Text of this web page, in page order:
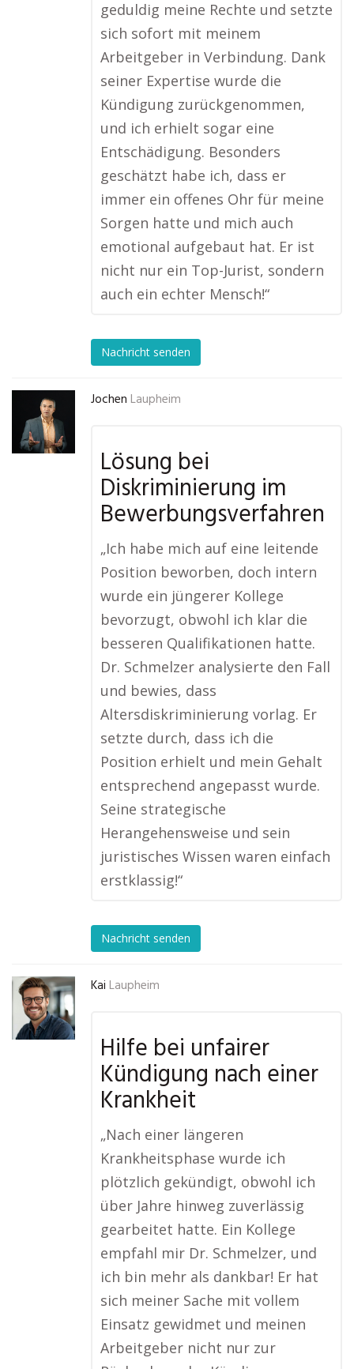
geduldig meine Rechte und setzte
sich sofort mit meinem
Arbeitgeber in Verbindung. Dank
seiner Expertise wurde die
Kündigung zurückgenommen,
und ich erhielt sogar eine
Entschädigung. Besonders
geschätzt habe ich, dass er
immer ein offenes Ohr für meine
Sorgen hatte und mich auch
emotional aufgebaut hat. Er ist
nicht nur ein Top-Jurist, sondern
auch ein echter Mensch!“
Nachricht senden
Jochen Laupheim
Lösung bei
Diskriminierung im
Bewerbungsverfahren
„Ich habe mich auf eine leitende
Position beworben, doch intern
wurde ein jüngerer Kollege
bevorzugt, obwohl ich klar die
besseren Qualifikationen hatte.
Dr. Schmelzer analysierte den Fall
und bewies, dass
Altersdiskriminierung vorlag. Er
setzte durch, dass ich die
Position erhielt und mein Gehalt
entsprechend angepasst wurde.
Seine strategische
Herangehensweise und sein
juristisches Wissen waren einfach
erstklassig!“
Nachricht senden
Kai Laupheim
Hilfe bei unfairer
Kündigung nach einer
Krankheit
„Nach einer längeren
Krankheitsphase wurde ich
plötzlich gekündigt, obwohl ich
über Jahre hinweg zuverlässig
gearbeitet hatte. Ein Kollege
empfahl mir Dr. Schmelzer, und
ich bin mehr als dankbar! Er hat
sich meiner Sache mit vollem
Einsatz gewidmet und meinen
Arbeitgeber nicht nur zur